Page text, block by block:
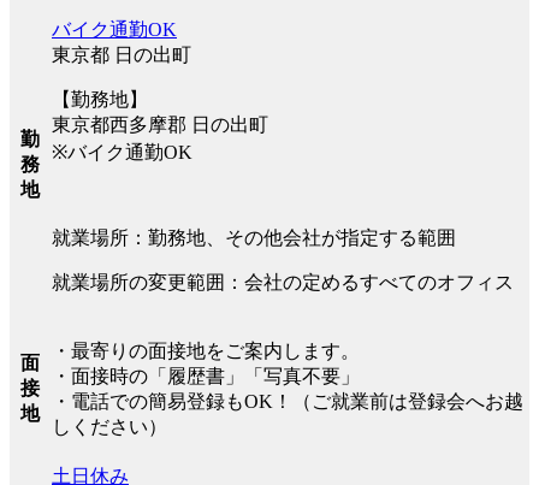
勤
務
地
バイク通勤OK
東京都 日の出町
【勤務地】
東京都西多摩郡 日の出町
※バイク通勤OK
就業場所：勤務地、その他会社が指定する範囲
就業場所の変更範囲：会社の定めるすべてのオフィス
面
接
地
・最寄りの面接地をご案内します。
・面接時の「履歴書」「写真不要」
・電話での簡易登録もOK！（ご就業前は登録会へお越
しください）
土日休み